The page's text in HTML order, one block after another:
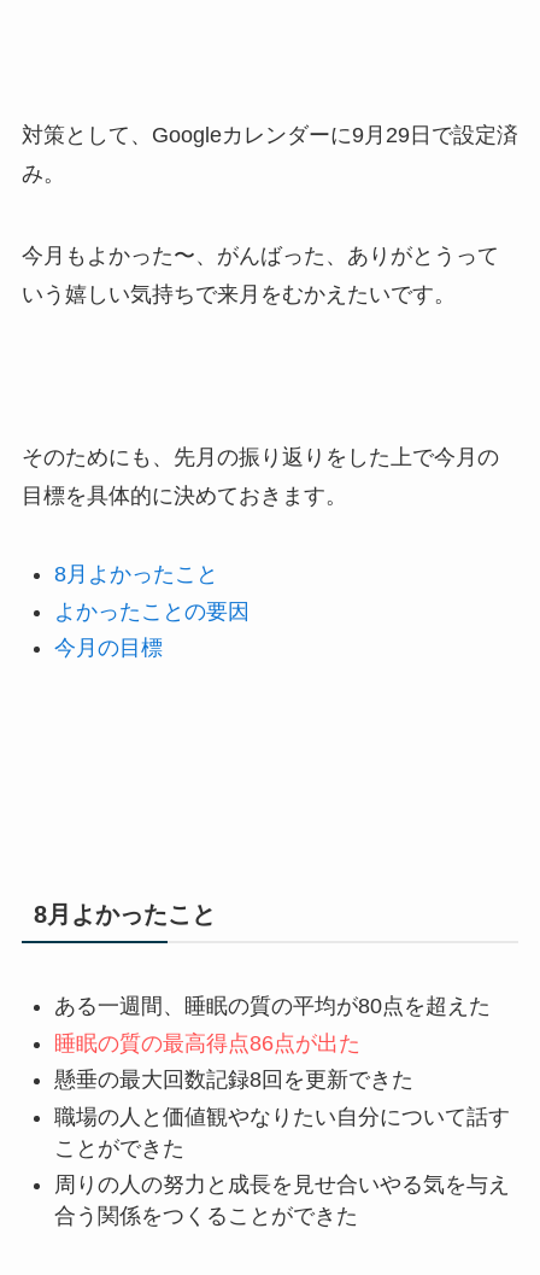
対策として、Googleカレンダーに9月29日で設定済
み。
今月もよかった〜、がんばった、ありがとうって
いう嬉しい気持ちで来月をむかえたいです。
そのためにも、先月の振り返りをした上で今月の
目標を具体的に決めておきます。
8月よかったこと
よかったことの要因
今月の目標
8月よかったこと
ある一週間、睡眠の質の平均が80点を超えた
睡眠の質の最高得点86点が出た
懸垂の最大回数記録8回を更新できた
職場の人と価値観やなりたい自分について話す
ことができた
周りの人の努力と成長を見せ合いやる気を与え
合う関係をつくることができた